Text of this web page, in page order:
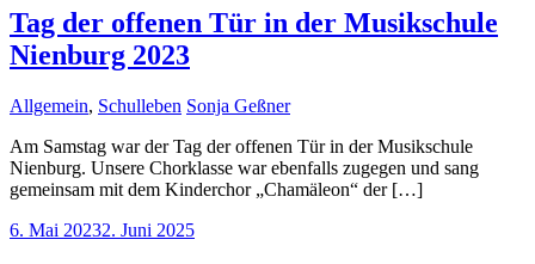
Tag der offenen Tür in der Musikschule
Nienburg 2023
Allgemein, Schulleben Sonja Geßner
Am Samstag war der Tag der offenen Tür in der Musikschule
Nienburg. Unsere Chorklasse war ebenfalls zugegen und sang
gemeinsam mit dem Kinderchor „Chamäleon“ der […]
6. Mai 20232. Juni 2025